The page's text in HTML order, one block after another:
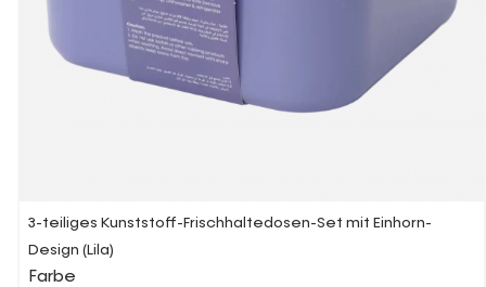
3-teiliges Kunststoff-Frischhaltedosen-Set mit Einhorn-
Design (Lila)
Farbe